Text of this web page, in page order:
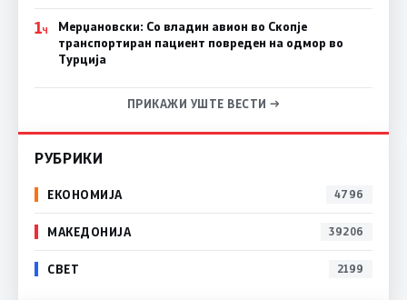
1Ч
Мерџановски: Со владин авион во Скопје
транспортиран пациент повреден на одмор во
Турција
ПРИКАЖИ УШТЕ ВЕСТИ →
РУБРИКИ
ЕКОНОМИЈА 4796
МАКЕДОНИЈА 39206
СВЕТ 2199